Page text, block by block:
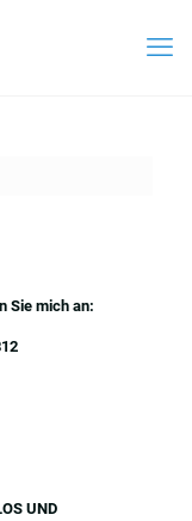
Sie mich an:
UND